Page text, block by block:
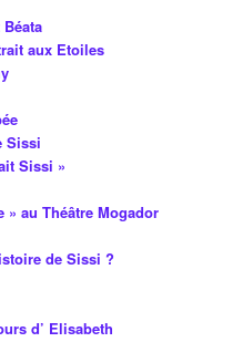
aux Etoiles
Sissi
Sissi »
» au Théâtre Mogador
de Sissi ?
d’ Elisabeth